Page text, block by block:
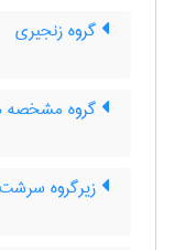
گروه زنجیری
گروه مشخصه
زیرگروه